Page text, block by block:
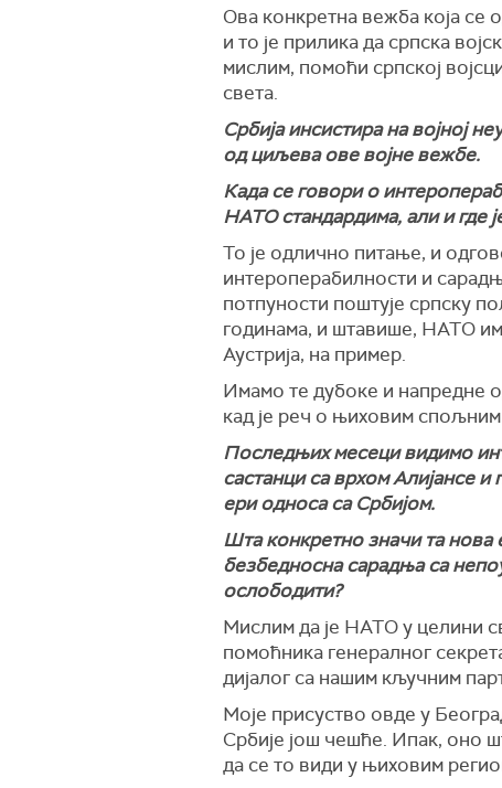
Ова конкретна вежба која се
и то је прилика да српска
мислим, помоћи српској
света.
Србија инсистира на војној
од циљева ове војне вежбе.
Када се говори о
НАТО стандардима, али и где
То је одлично питање, и
интероперабилности и
потпуности поштује српску
годинама, и штавише, НАТО
Аустрија, на пример.
Имамо те дубоке и напредне
кад је реч о њиховим
Последњих месеци видимо
састанци са врхом Алијансе
ери односа са Србијом.
Шта конкретно значи та нова
безбедносна сарадња са
ослободити?
Мислим да је НАТО у целини
помоћника генералног
дијалог са нашим кључним
Моје присуство овде у
Србије још чешће. Ипак, оно
да се то види у њиховим